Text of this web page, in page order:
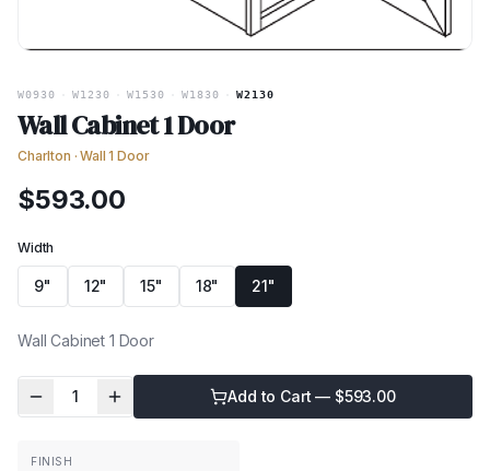
W0930 W1230 W1530 W1830 W2130
Wall Cabinet 1 Door
Charlton ·Wall 1 Door
$593.00
Width
9" 12" 15" 18" 21"
Wall Cabinet 1 Door
1 Add to Cart — $593.00
FINISH